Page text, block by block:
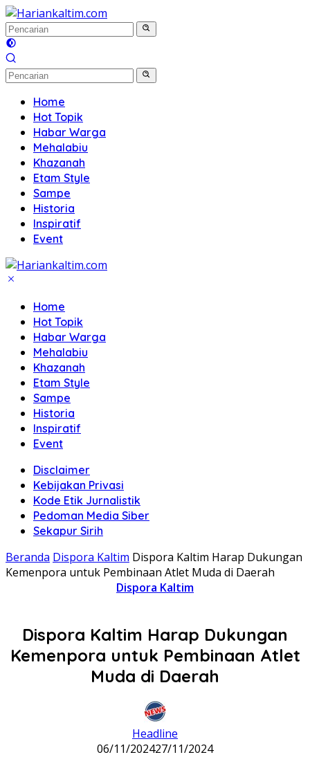
Langsung
ke
konten
Home
Hot Topik
Habar Warga
Mehalabiu
Khazanah
Etam Style
Sampe
Historia
Inspiratif
Event
Home
Hot Topik
Habar Warga
Mehalabiu
Khazanah
Etam Style
Sampe
Historia
Inspiratif
Event
Disclaimer
Kebijakan Privasi
Kode Etik Jurnalistik
Pedoman Media Siber
Sekapur Sirih
Beranda Dispora Kaltim Dispora Kaltim Harap Dukungan
Kemenpora untuk Pembinaan Atlet Muda di Daerah
Dispora Kaltim
Dispora Kaltim Harap Dukungan
Kemenpora untuk Pembinaan Atlet
Muda di Daerah
Headline
06/11/202427/11/2024